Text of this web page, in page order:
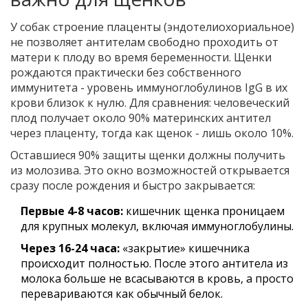
У собак строение плаценты (эндотелиохориальное)
не позволяет антителам свободно проходить от
матери к плоду во время беременности. Щенки
рождаются практически без собственного
иммунитета - уровень иммуноглобулинов IgG в их
крови близок к нулю. Для сравнения: человеческий
плод получает около 90% материнских антител
через плаценту, тогда как щенок - лишь около 10%.
Оставшиеся 90% защиты щенки должны получить
из молозива. Это окно возможностей открывается
сразу после рождения и быстро закрывается:
Первые 4-8 часов: кишечник щенка проницаем
для крупных молекул, включая иммуноглобулины.
Через 16-24 часа: «закрытие» кишечника
происходит полностью. После этого антитела из
молока больше не всасываются в кровь, а просто
перевариваются как обычный белок.